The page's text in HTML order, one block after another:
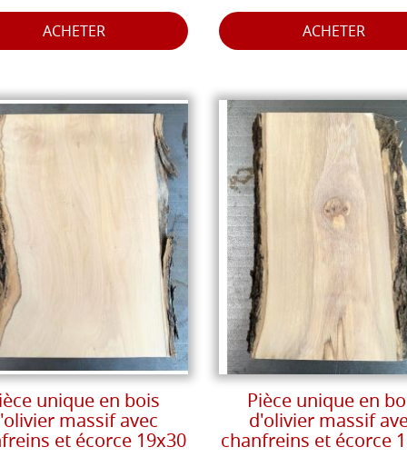
ACHETER ACHETER
unique en bois
massif avec
et écorce 19x30
Pièce unique en
d'olivier massif
chanfreins et écorce